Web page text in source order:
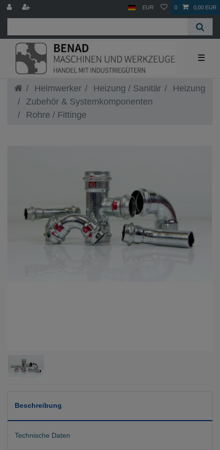
EUR 0 0,00 EUR
☰
Heimwerker Heizung / Sanitär
Heizung
Zubehör & Systemkomponenten
Rohre / Fittinge
Beschreibung
Technische Daten